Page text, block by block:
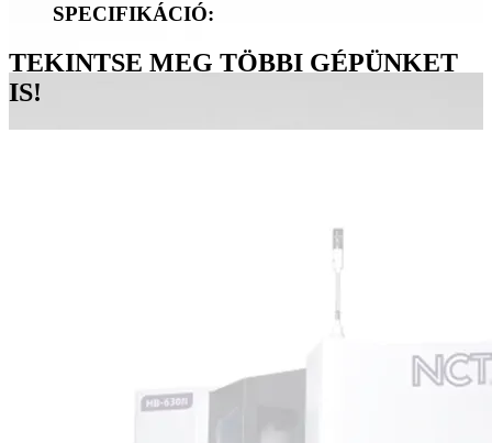
SPECIFIKÁCIÓ:
TEKINTSE MEG TÖBBI GÉPÜNKET
IS!